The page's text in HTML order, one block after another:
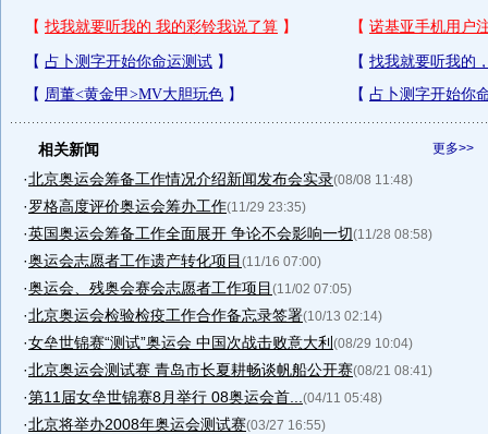
更多>>
相关新闻
·北京奥运会筹备工作情况介绍新闻发布会实录(08/08 11:48)
·罗格高度评价奥运会筹办工作(11/29 23:35)
·英国奥运会筹备工作全面展开 争论不会影响一切(11/28 08:58)
·奥运会志愿者工作遗产转化项目 (11/16 07:00)
·奥运会、残奥会赛会志愿者工作项目 (11/02 07:05)
·北京奥运会检验检疫工作合作备忘录签署(10/13 02:14)
·女垒世锦赛“测试”奥运会 中国次战击败意大利 (08/29 10:04)
·北京奥运会测试赛 青岛市长夏耕畅谈帆船公开赛(08/21 08:41)
·第11届女垒世锦赛8月举行 08奥运会首... (04/11 05:48)
·北京将举办2008年奥运会测试赛(03/27 16:55)